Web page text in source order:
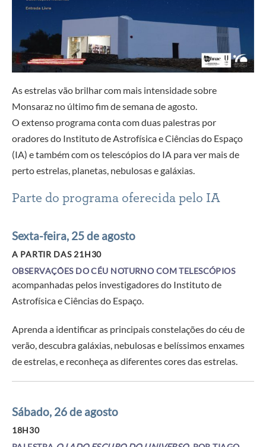
As estrelas vão brilhar com mais intensidade sobre
Monsaraz no último fim de semana de agosto.
O extenso programa conta com duas palestras por
oradores do Instituto de Astrofísica e Ciências do Espaço
(IA) e também com os telescópios do IA para ver mais de
perto estrelas, planetas, nebulosas e galáxias.
Parte do programa oferecida pelo IA
Sexta-feira, 25 de agosto
A PARTIR DAS 21H30
OBSERVAÇÕES DO CÉU NOTURNO COM TELESCÓPIOS
acompanhadas pelos investigadores do Instituto de
Astrofísica e Ciências do Espaço.
Aprenda a identificar as principais constelações do céu de
verão, descubra galáxias, nebulosas e belíssimos enxames
de estrelas, e reconheça as diferentes cores das estrelas.
Sábado, 26 de agosto
18H30